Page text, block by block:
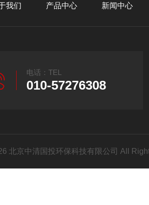
我们 产品中心 新闻中心
电话：TEL
010-57276308
北京中清国投环保科技有限公司 All